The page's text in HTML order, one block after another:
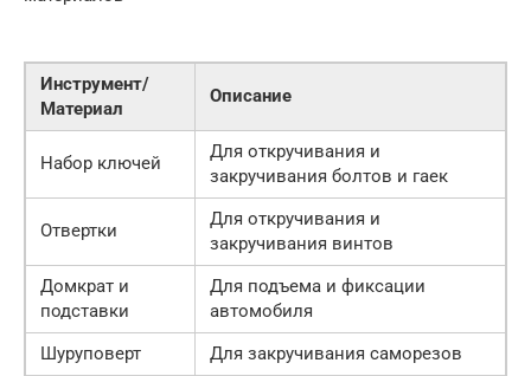
Инструмент/
Материал
Описание
Набор ключей
Для откручивания и
закручивания болтов и гаек
Отвертки
Для откручивания и
закручивания винтов
Домкрат и
подставки
Для подъема и фиксации
автомобиля
Шуруповерт
Для закручивания саморезов